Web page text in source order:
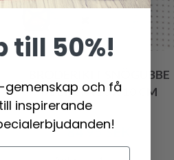
BRODERIKIT SNÖGUBBE
M/LYKTA 10 X 10 CM
84.95 SEK
till 50%!
gemenskap och få
inspirerande